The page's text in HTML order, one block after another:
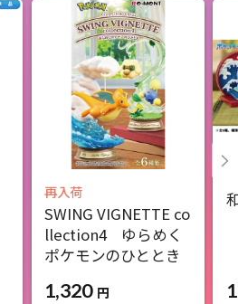
再入荷
SWING VIGNETTE co
llection4 ゆらめく
ポケモンのひととき
1,320 円